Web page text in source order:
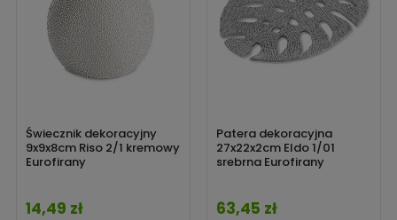
Świecznik dekoracyjny
9x9x8cm Riso 2/1 kremowy
Eurofirany
Cena
14,49 zł
Patera dekoracyjna
27x22x2cm Eldo 1/01
srebrna Eurofirany
Cena
63,45 zł